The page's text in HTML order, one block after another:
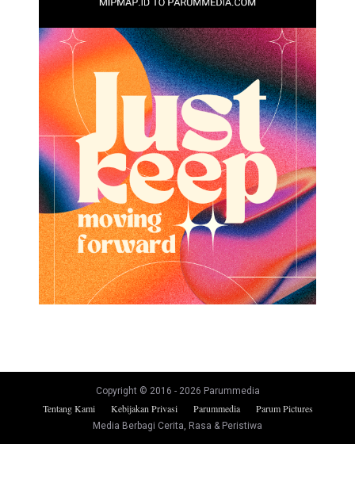
Copyright © 2016 - 2026 Parummedia
Tentang Kami Kebijakan Privasi Parummedia Parum Pictures
Media Berbagi Cerita, Rasa & Peristiwa